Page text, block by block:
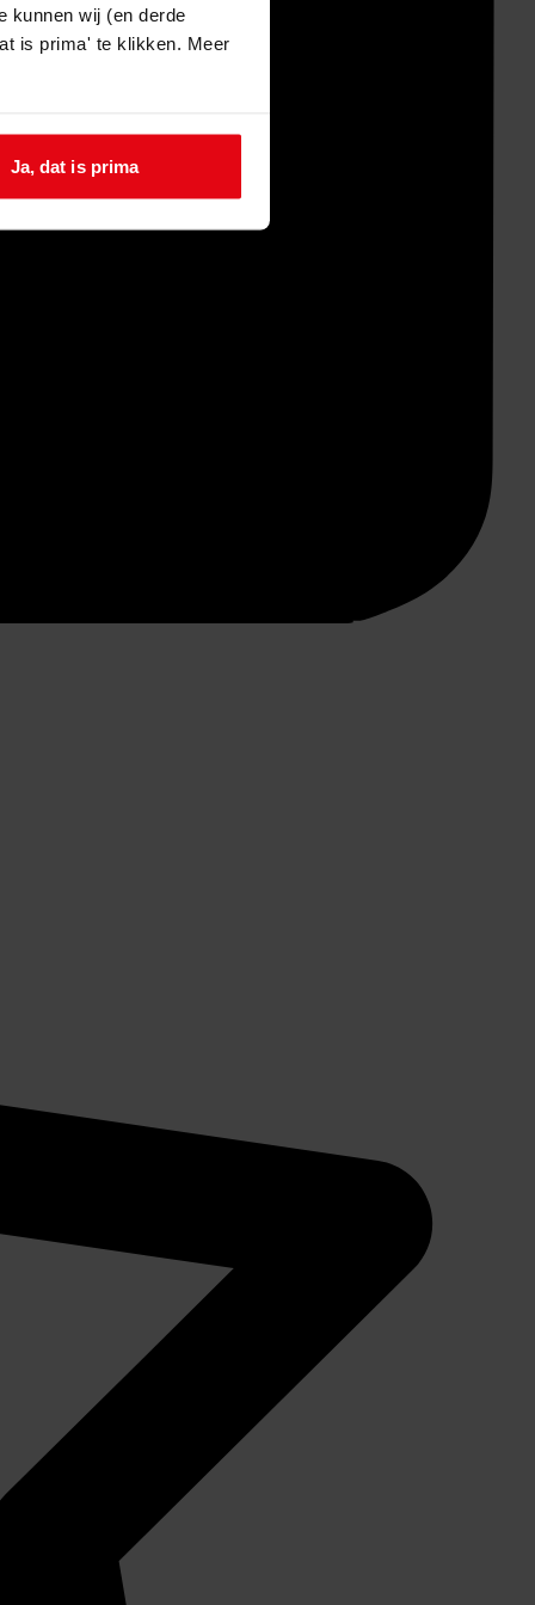
kunnen wij (en derde
is prima' te klikken. Meer
Ja, dat is prima